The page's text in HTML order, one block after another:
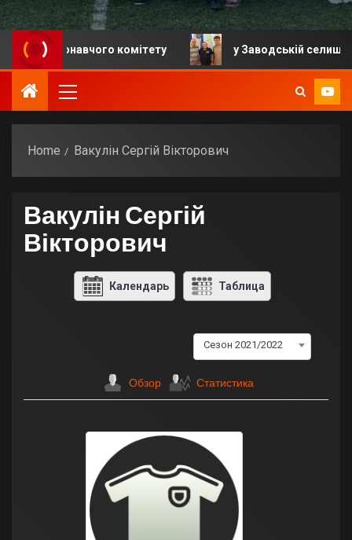
виконавчого комітету у Заводській селищній
Home Вакулін Сергій Вікторович
Вакулін Сергій
Вікторович
Календарь Таблица
Сезон 2021/2022
Обзор Статистика